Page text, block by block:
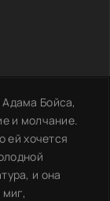
Бойса,
и молчание.
ей хочется
и она